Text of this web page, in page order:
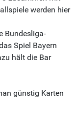
werden hier
Bundesliga-
Spiel Bayern
hält die Bar
günstig Karten